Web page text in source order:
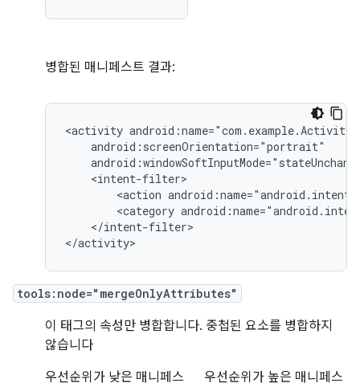
병합된 매니페스트 결과:
<activity
<action
<category
</intent-filter>
</activity>
tools:node="mergeOnlyAttributes"
이 태그의 속성만 병합합니다. 중첩된 요소를 병합하지
않습니다
우선순위가 낮은 매니페스
우선순위가 높은 매니페스